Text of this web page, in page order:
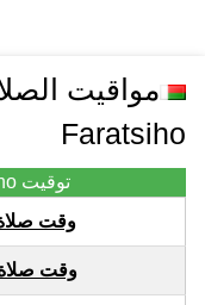
مواقيت
Faratsiho
توقيت Faratsiho الان
وقت صلاة
وقت صلاة